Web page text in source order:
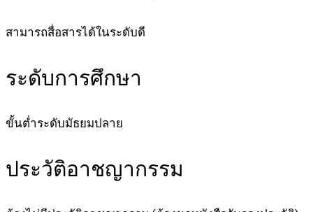
สามารถสื่อสารได้ในระดับดี
ระดับการศึกษา
ขั้นต่ำระดับมัธยมปลาย
ประวัติอาชญากรรม